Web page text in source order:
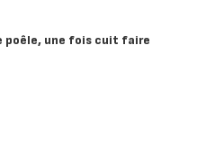
poêle, une fois cuit faire